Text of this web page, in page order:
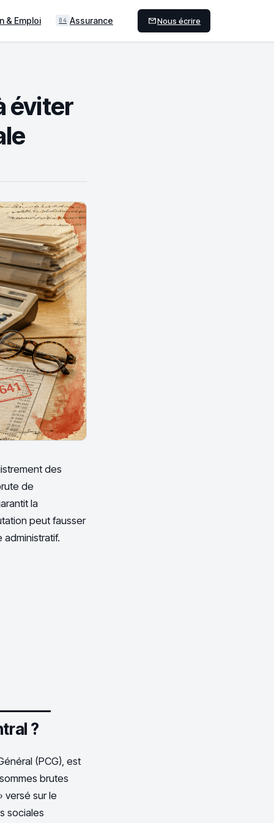
& Emploi 04 Assurance Nous écrire
éviter
des
de
la
peut fausser
administratif.
?
(PCG), est
brutes
versé sur le
sociales